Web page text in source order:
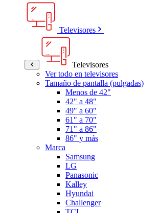
Televisores
Televisores
Ver todo en televisores
Tamaño de pantalla (pulgadas)
Menos de 42"
42" a 48"
49" a 60"
61" a 70"
71" a 86"
86" y más
Marca
Samsung
LG
Panasonic
Kalley
Hyundai
Challenger